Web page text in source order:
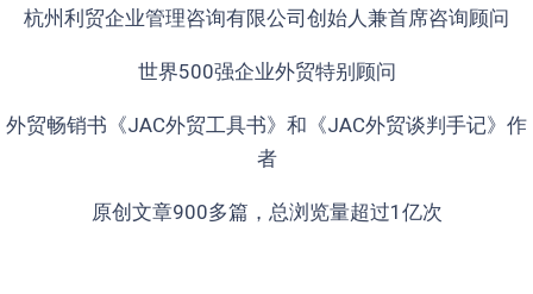
杭州利贸企业管理咨询有限公司创始人兼首席咨询顾问
世界500强企业外贸特别顾问
外贸畅销书《JAC外贸工具书》和《JAC外贸谈判手记》作
者
原创文章900多篇，总浏览量超过1亿次